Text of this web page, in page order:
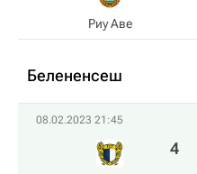
Риу Аве
Белененсеш
08.02.2023 21:45
4